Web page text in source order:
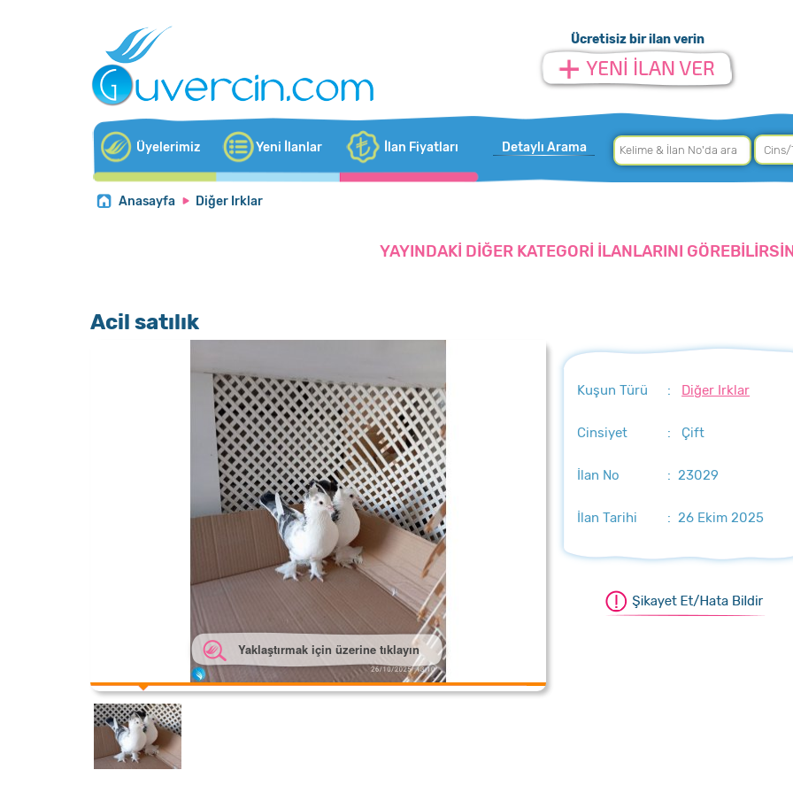
Ücretisiz bir ilan verin
Üyelerimiz Yeni İlanlar İlan Fiyatları Detaylı Arama
Anasayfa Diğer Irklar
YAYINDAKİ DİĞER KATEGORİ İLANLARINI
Acil satılık
Yaklaştırmak için üzerine tıklayın
Kuşun Türü : Diğer Irklar
Cinsiyet : Çift
İlan No : 23029
İlan Tarihi : 26 Ekim 2025